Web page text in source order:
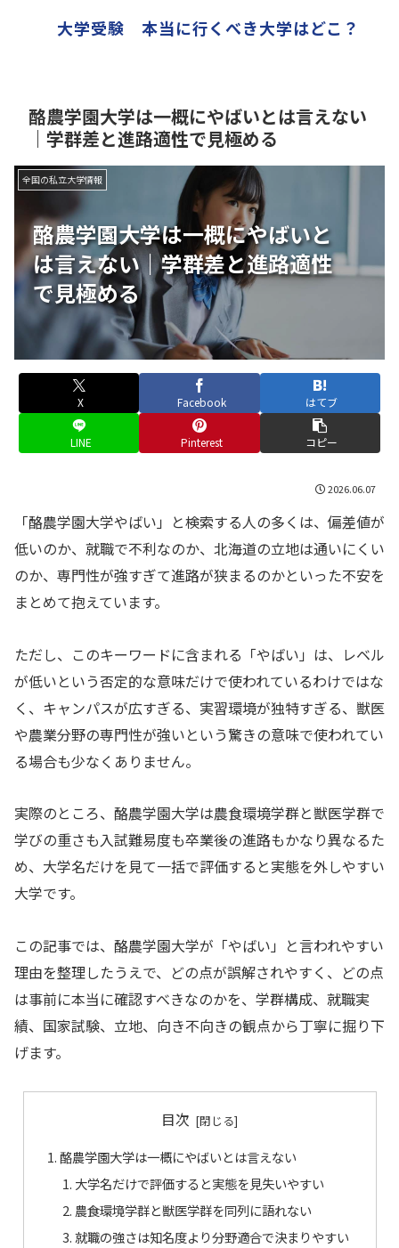
大学受験 本当に行くべき大学はどこ？
酪農学園大学は一概にやばいとは言えない
｜学群差と進路適性で見極める
酪農学園大学は一概にやばいと
は言えない｜学群差と進路適性
で見極める
全国の私立大学情報
X Facebook はてブ
LINE Pinterest コピー
2026.06.07
「酪農学園大学やばい」と検索する人の多くは、偏差値が
低いのか、就職で不利なのか、北海道の立地は通いにくい
のか、専門性が強すぎて進路が狭まるのかといった不安を
まとめて抱えています。
ただし、このキーワードに含まれる「やばい」は、レベル
が低いという否定的な意味だけで使われているわけではな
く、キャンパスが広すぎる、実習環境が独特すぎる、獣医
や農業分野の専門性が強いという驚きの意味で使われてい
る場合も少なくありません。
実際のところ、酪農学園大学は農食環境学群と獣医学群で
学びの重さも入試難易度も卒業後の進路もかなり異なるた
め、大学名だけを見て一括で評価すると実態を外しやすい
大学です。
この記事では、酪農学園大学が「やばい」と言われやすい
理由を整理したうえで、どの点が誤解されやすく、どの点
は事前に本当に確認すべきなのかを、学群構成、就職実
績、国家試験、立地、向き不向きの観点から丁寧に掘り下
げます。
目次
酪農学園大学は一概にやばいとは言えない
大学名だけで評価すると実態を見失いやすい
農食環境学群と獣医学群を同列に語れない
就職の強さは知名度より分野適合で決まりやすい